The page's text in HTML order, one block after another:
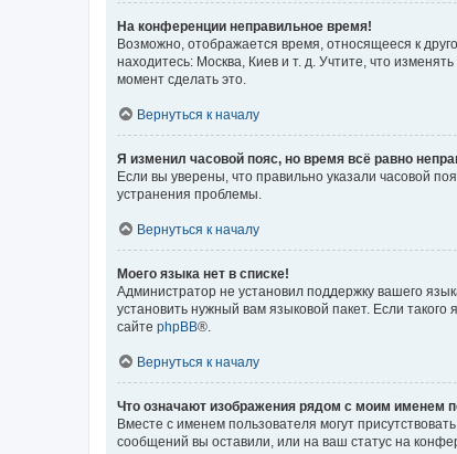
На конференции неправильное время!
Возможно, отображается время, относящееся к
находитесь: Москва, Киев и т. д. Учтите, что
момент сделать это.
Вернуться к началу
Я изменил часовой пояс, но время всё равно
Если вы уверены, что правильно указали часовой
устранения проблемы.
Вернуться к началу
Моего языка нет в списке!
Администратор не установил поддержку вашего
установить нужный вам языковой пакет. Если
сайте phpBB®.
Вернуться к началу
Что означают изображения рядом с моим именем
Вместе с именем пользователя могут
сообщений вы оставили, или на ваш статус на